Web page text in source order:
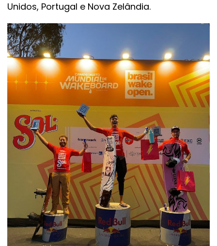
Unidos, Portugal e Nova Zelândia.